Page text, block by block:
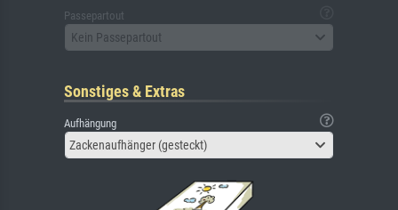
Passepartout
Kein Passepartout
Sonstiges & Extras
Aufhängung
Zackenaufhänger (gesteckt)